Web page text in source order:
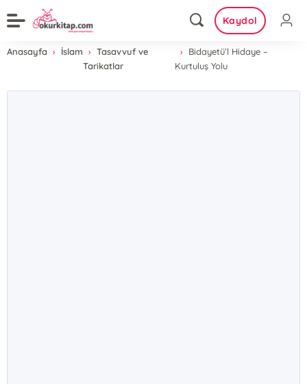
Kaydol
Anasayfa İslam
Tasavvuf ve
Tarikatlar
Bidayetü’l Hidaye –
Kurtuluş Yolu